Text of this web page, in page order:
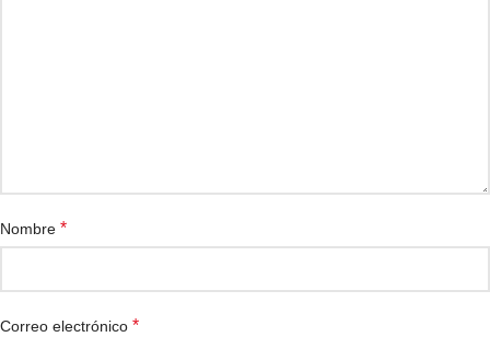
Nombre *
Correo electrónico *